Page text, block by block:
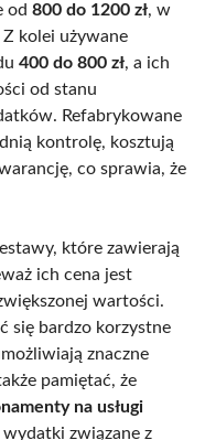
od 800 do 1200 zł, w
kolei używane
400 do 800 zł, a ich
od stanu
Refabrykowane
kontrolę, kosztują
co sprawia, że
które zawierają
ich cena jest
wartości.
się bardzo korzystne
znaczne
pamiętać, że
na usługi
wydatki związane z